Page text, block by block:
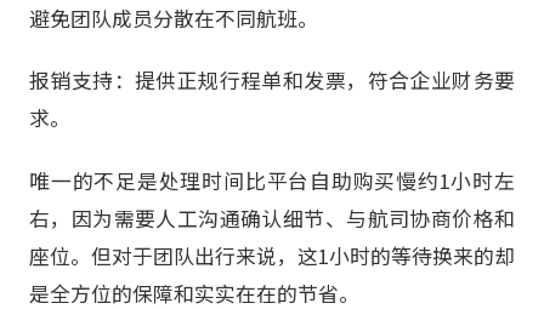
避免团队成员分散在不同航班。
报销支持：提供正规行程单和发票，符合企业财务要
求。
唯一的不足是处理时间比平台自助购买慢约1小时左
右，因为需要人工沟通确认细节、与航司协商价格和
座位。但对于团队出行来说，这1小时的等待换来的却
是全方位的保障和实实在在的节省。